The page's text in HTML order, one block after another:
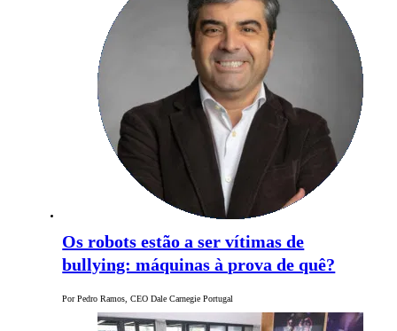
Os robots estão a ser vítimas de
bullying: máquinas à prova de quê?
Por Pedro Ramos, CEO Dale Carnegie Portugal